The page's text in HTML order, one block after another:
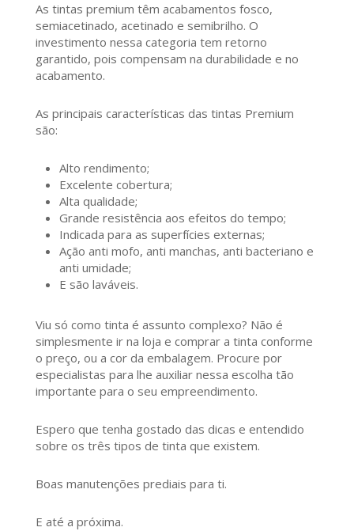
As tintas premium têm acabamentos fosco,
semiacetinado, acetinado e semibrilho. O
investimento nessa categoria tem retorno
garantido, pois compensam na durabilidade e no
acabamento.
As principais características das tintas Premium
são:
Alto rendimento;
Excelente cobertura;
Alta qualidade;
Grande resistência aos efeitos do tempo;
Indicada para as superfícies externas;
Ação anti mofo, anti manchas, anti bacteriano e
anti umidade;
E são laváveis.
Viu só como tinta é assunto complexo? Não é
simplesmente ir na loja e comprar a tinta conforme
o preço, ou a cor da embalagem. Procure por
especialistas para lhe auxiliar nessa escolha tão
importante para o seu empreendimento.
Espero que tenha gostado das dicas e entendido
sobre os três tipos de tinta que existem.
Boas manutenções prediais para ti.
E até a próxima.